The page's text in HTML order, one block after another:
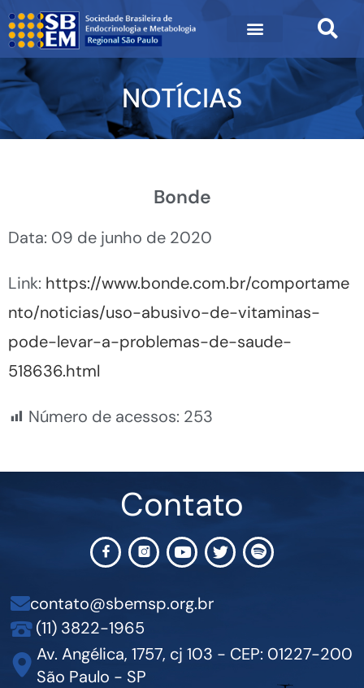
NOTÍCIAS
Bonde
Data: 09 de junho de 2020
Link: https://www.bonde.com.br/comportame
nto/noticias/uso-abusivo-de-vitaminas-
pode-levar-a-problemas-de-saude-
518636.html
Número de acessos: 253
Contato
contato@sbemsp.org.br
(11) 3822-1965
Av. Angélica, 1757, cj 103 - CEP: 01227-200
São Paulo - SP